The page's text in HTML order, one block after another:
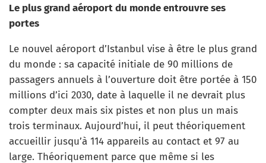
Le plus grand aéroport du monde entrouvre ses
portes
Le nouvel aéroport d’Istanbul vise à être le plus grand
du monde : sa capacité initiale de 90 millions de
passagers annuels à l’ouverture doit être portée à 150
millions d’ici 2030, date à laquelle il ne devrait plus
compter deux mais six pistes et non plus un mais
trois terminaux. Aujourd’hui, il peut théoriquement
accueillir jusqu’à 114 appareils au contact et 97 au
large. Théoriquement parce que même si les